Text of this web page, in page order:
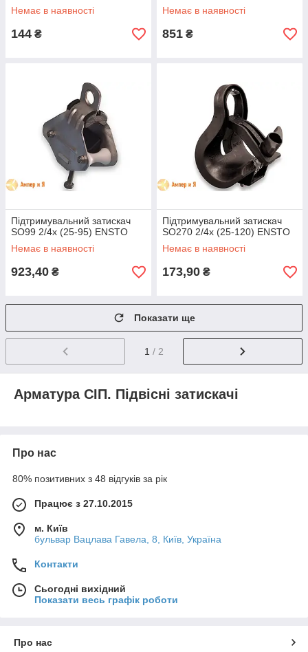
Немає в наявності
144 ₴
Немає в наявності
851 ₴
Підтримувальний затискач
SO99 2/4x (25-95) ENSTO
Немає в наявності
923,40 ₴
Підтримувальний затискач
SO270 2/4x (25-120) ENSTO
Немає в наявності
173,90 ₴
Показати ще
1 / 2
Арматура СІП. Підвісні затискачі
Про нас
80% позитивних з 48 відгуків за рік
Працює з 27.10.2015
м. Київ
бульвар Вацлава Гавела, 8, Київ, Україна
Контакти
Сьогодні вихідний
Показати весь графік роботи
Про нас